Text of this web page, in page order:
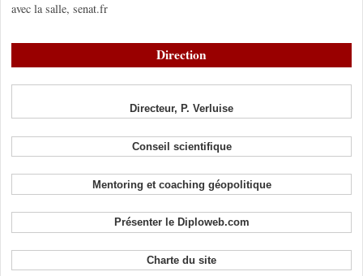
avec la salle, senat.fr
Direction
Directeur, P. Verluise
Conseil scientifique
Mentoring et coaching géopolitique
Présenter le Diploweb.com
Charte du site